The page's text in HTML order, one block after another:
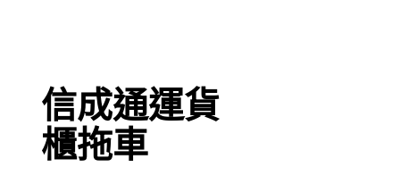
信成通運貨
櫃拖車